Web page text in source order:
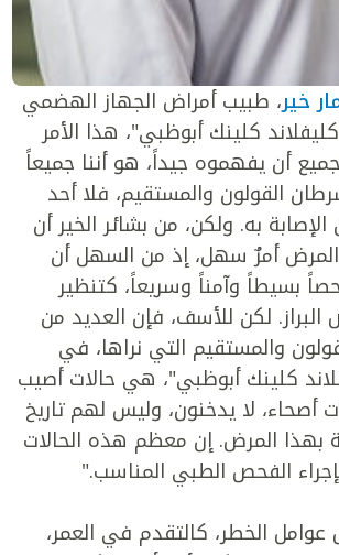
خير، طبيب أمراض الجهاز الهضمي
كلينك أبوظبي"، هذا الأمر
أن يفهموه جيداً، هو أننا جميعاً
القولون والمستقيم، فلا أحد
به. ولكن، من بشائر الخير أن
أمرٌ سهل، إذ من السهل أن
بسيطاً وآمناً وسريعاً، كتنظير
لكن للأسف، فإن العديد من
والمستقيم التي نراها، في
كلينك أبوظبي"، هي حالات أصيب
أصحاء، لا يدخنون، وليس لهم تاريخ
بهذا المرض. إن معظم هذه الحالات
الفحص الطبي المناسب."
الخطر، كالتقدم في العمر،